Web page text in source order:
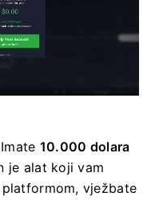
10.000 dolara
je alat koji vam
vježbate